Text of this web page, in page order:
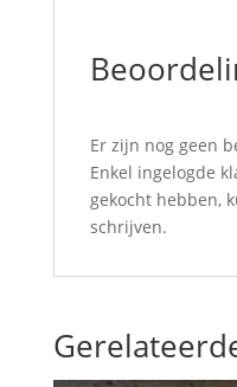
Er zijn nog geen
Enkel ingelogde
gekocht hebben,
schrijven.